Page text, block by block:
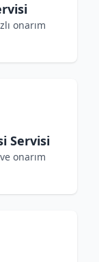
onarım
Servisi
onarım